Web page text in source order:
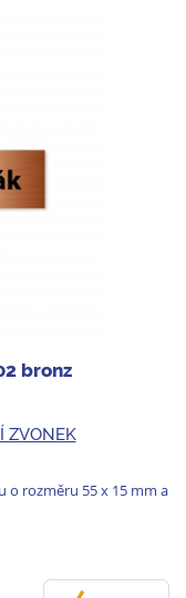
bronz
ZVONEK
o rozměru 55 x 15 mm a